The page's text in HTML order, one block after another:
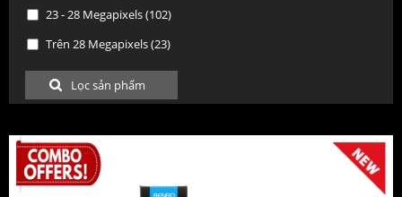
SanDisk
Pisen
Shanny
Godox
B + W
Kenko
23 - 28 Megapixels (102)
Trên 28 Megapixels (23)